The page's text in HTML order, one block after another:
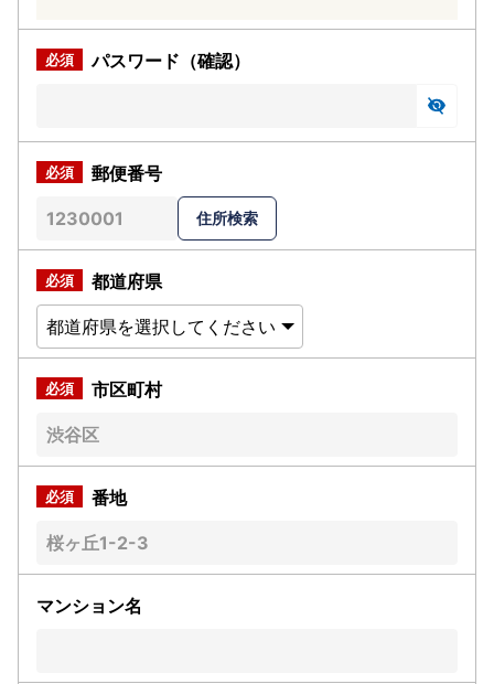
パスワード（確認）
郵便番号
都道府県
市区町村
番地
マンション名